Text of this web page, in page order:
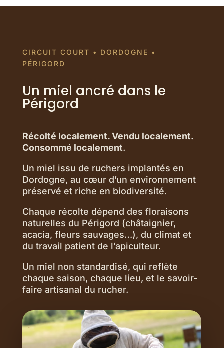
CIRCUIT COURT • DORDOGNE •
PÉRIGORD
Un miel ancré dans le
Périgord
Récolté localement. Vendu localement.
Consommé localement.
Un miel issu de ruchers implantés en
Dordogne, au cœur d’un environnement
préservé et riche en biodiversité.
Chaque récolte dépend des floraisons
naturelles du Périgord (châtaignier,
acacia, fleurs sauvages…), du climat et
du travail patient de l’apiculteur.
Un miel non standardisé, qui reflète
chaque saison, chaque lieu, et le savoir-
faire artisanal du rucher.